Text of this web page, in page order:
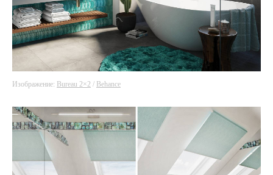
Изображение: Bureau 2×2 / Behance